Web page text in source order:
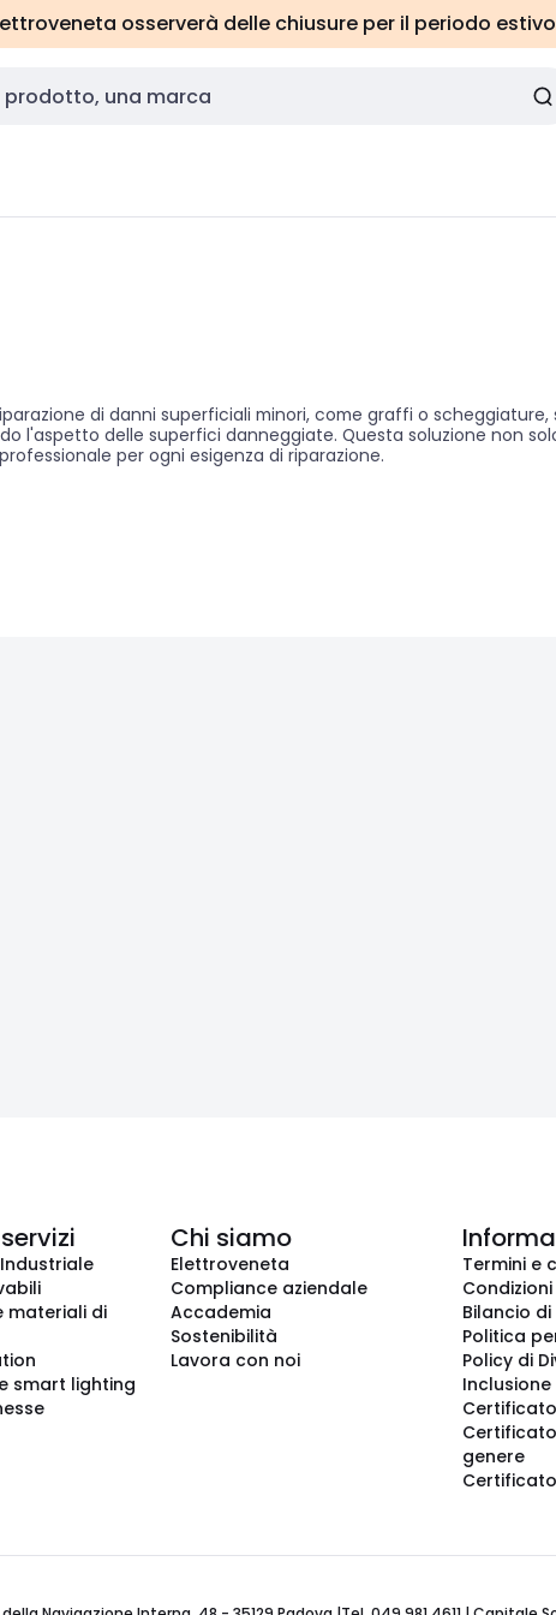
osserverà delle chiusure per il periodo
di danni superficiali minori, come graffi o
l'aspetto delle superfici danneggiate. Questa soluzione non
per ogni esigenza di riparazione.
materiali di
smart lighting
Chi siamo
Elettroveneta
Compliance aziendale
Accademia
Sostenibilità
Lavora con noi
Termini e
Bilancio
Politica
Policy di
Inclusione
genere
Certificato